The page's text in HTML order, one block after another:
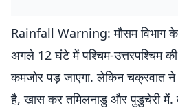
Rainfall Warning: मौसम विभाग
अगले 12 घंटे में पश्चिम-उत्तरपश्चिम
कमजोर पड़ जाएगा. लेकिन चक्रवात ने
है, खास कर तमिलनाडु और पुडुचेरी में.